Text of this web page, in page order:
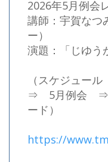
2026年5月例会
講師：宇賀なつ
ー）
演題：「じゆう
（スケジュ
⇒ 5月例会 ⇒
ード）
https://